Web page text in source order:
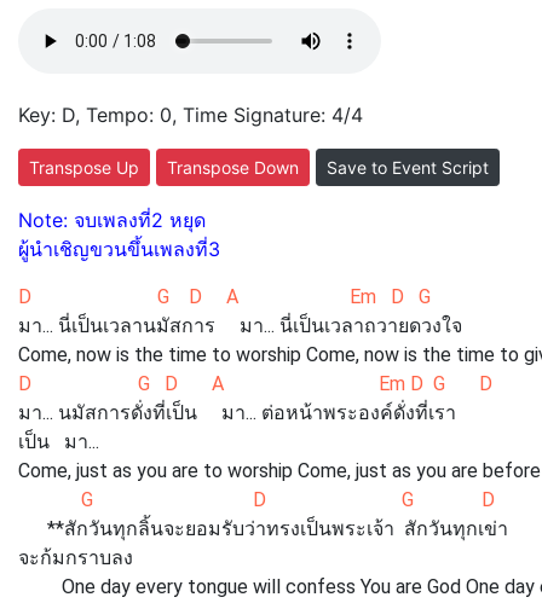
Key: D, Tempo: 0, Time Signature: 4/4
Transpose Up Transpose Down Save to Event Script
Note: จบเพลงที่2 หยุด
ผู้นําเชิญขวนขึ้นเพลงที่3
D G D A Em D G
มา... นี่เป็นเวลานมัสการ มา... นี่เป็นเวลาถวายดวงใจ
Come, now is the time to worship Come, now is the time to
D G D A Em D G D
มา... นมัสการดั่งที่เป็น มา... ต่อหน้าพระองค์ดั่งที่เรา
เป็น มา...
Come, just as you are to worship Come, just as you are
G D G
**สักวันทุกลิ้นจะยอมรับว่าทรงเป็นพระเจ้า สักวันทุกเข่า
จะก้มกราบลง
One day every tongue will confess You are God One day